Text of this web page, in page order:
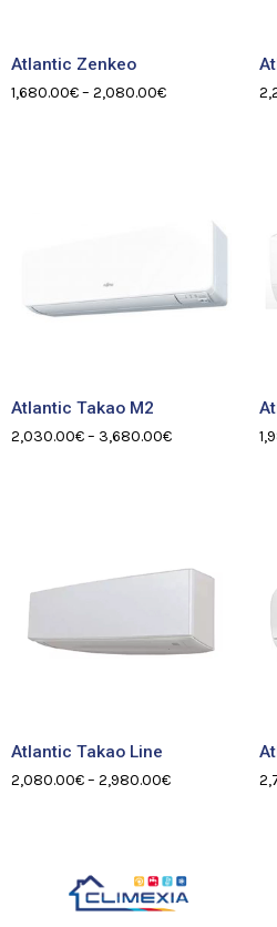
Atlantic Zenkeo
1,680.00€– 2,080.00€
Atlantic Takao M2
2,030.00€– 3,680.00€
Atlantic Takao Line
2,080.00€– 2,980.00€